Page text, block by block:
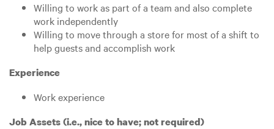
Willing to work as part of a team and also complete
work independently
Willing to move through a store for most of a shift to
help guests and accomplish work
Experience
Work experience
Job Assets (i.e., nice to have; not required)